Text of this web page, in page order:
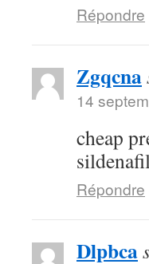
Répondre
Zgqcna
14
cheap
Répondre
Dlpbca